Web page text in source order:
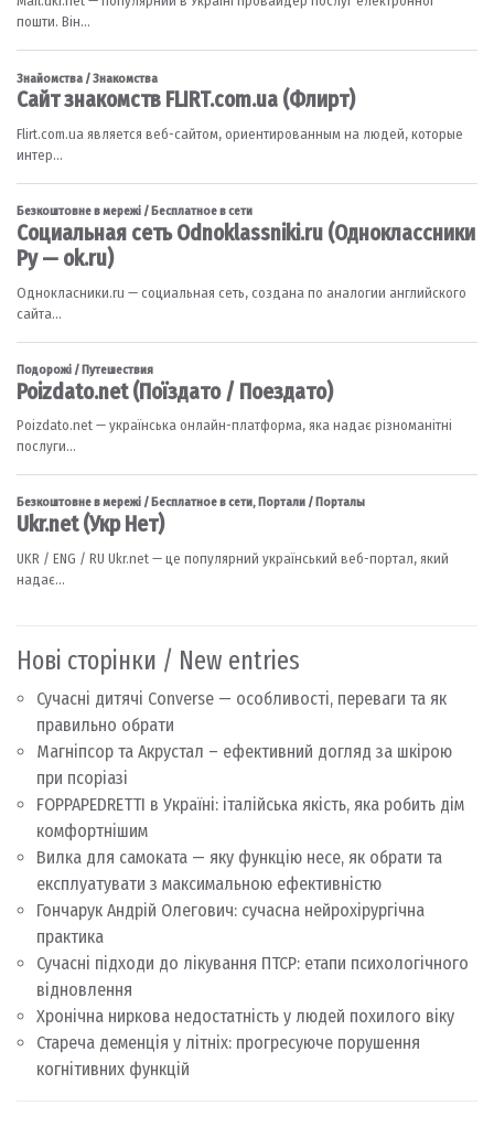
Нові сторінки / New entries
Сучасні дитячі Converse — особливості, переваги та як
правильно обрати
Магніпсор та Акрустал – ефективний догляд за шкірою
при псоріазі
FOPPAPEDRETTI в Україні: італійська якість, яка робить дім
комфортнішим
Вилка для самоката — яку функцію несе, як обрати та
експлуатувати з максимальною ефективністю
Гончарук Андрій Олегович: сучасна нейрохірургічна
практика
Сучасні підходи до лікування ПТСР: етапи психологічного
відновлення
Хронічна ниркова недостатність у людей похилого віку
Стареча деменція у літніх: прогресуюче порушення
когнітивних функцій